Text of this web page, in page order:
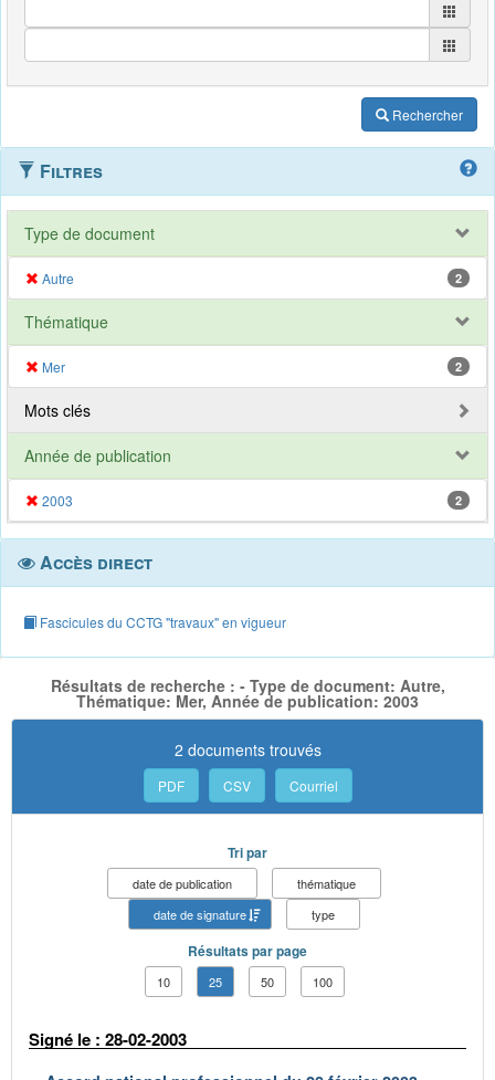
Rechercher
Filtres
Type de document
Autre 2
Thématique
Mer 2
Mots clés
Année de publication
2003 2
Accès direct
Fascicules du CCTG "travaux" en vigueur
Résultats de recherche : - Type de document: Autre,
Thématique: Mer, Année de publication: 2003
2 documents trouvés
PDF CSV Courriel
Tri par
date de publication
thématique
date de signature
type
Résultats par page
10 25 50 100
Signé le : 28-02-2003